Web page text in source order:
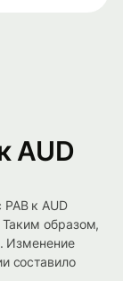
AUD
к AUD
образом,
Изменение
составило